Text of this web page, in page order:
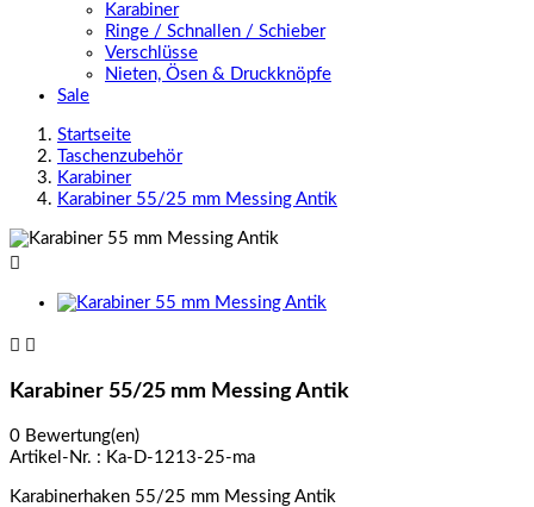
Karabiner
Ringe / Schnallen / Schieber
Verschlüsse
Nieten, Ösen & Druckknöpfe
Sale
Startseite
Taschenzubehör
Karabiner
Karabiner 55/25 mm Messing Antik

 
Karabiner 55/25 mm Messing Antik
0 Bewertung(en)
Artikel-Nr. : Ka-D-1213-25-ma
Karabinerhaken 55/25 mm Messing Antik